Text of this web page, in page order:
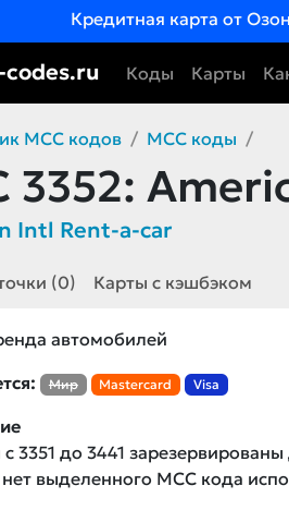
Кредитная карта от
codes.ru Коды Карты
MCC кодов MCC коды
3352:
Intl Rent-a-car
(0) Карты с кэшбэком
автомобилей
Мир Mastercard Visa
3351 до 3441
выделенного MCC кода